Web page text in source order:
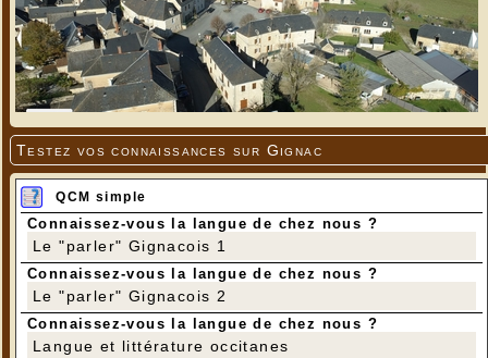
Testez vos connaissances sur Gignac
QCM simple
Connaissez-vous la langue de chez nous ?
Le "parler" Gignacois 1
Connaissez-vous la langue de chez nous ?
Le "parler" Gignacois 2
Connaissez-vous la langue de chez nous ?
Langue et littérature occitanes